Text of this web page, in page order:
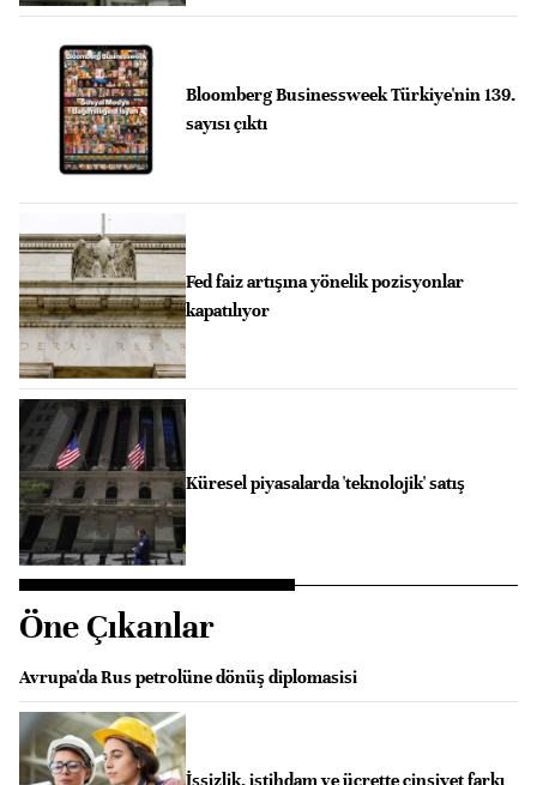
Bloomberg Businessweek Türkiye'nin 139.
sayısı çıktı
Fed faiz artışına yönelik pozisyonlar
kapatılıyor
Küresel piyasalarda 'teknolojik' satış
Öne Çıkanlar
Avrupa'da Rus petrolüne dönüş diplomasisi
İşsizlik, istihdam ve ücrette cinsiyet farkı